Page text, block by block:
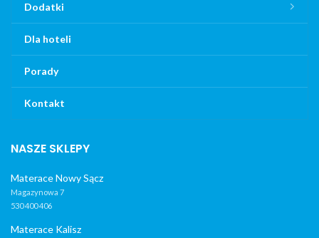
Dodatki
Dla hoteli
Porady
Kontakt
NASZE SKLEPY
Materace Nowy Sącz
Magazynowa 7
530 400 406
Materace Kalisz